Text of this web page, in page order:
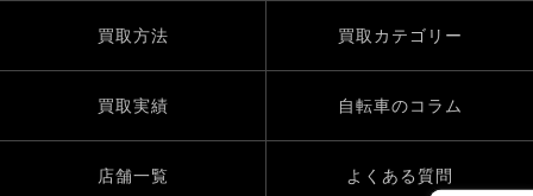
買取方法 買取カテゴリー
買取実績 自転車のコラム
店舗一覧 よくある質問